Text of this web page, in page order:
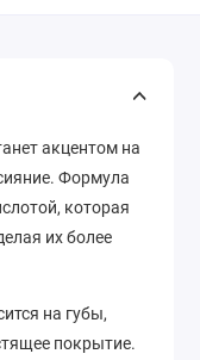
акцентом на
Формула
которая
их более
на губы,
покрытие.